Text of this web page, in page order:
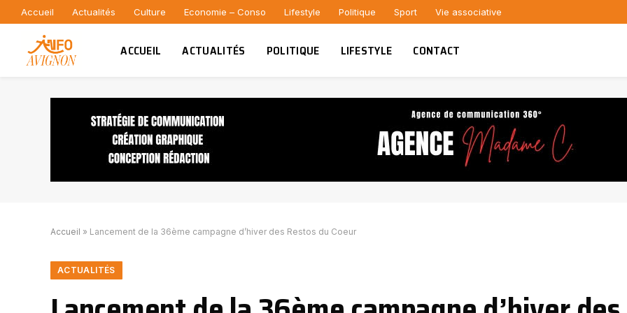
Accueil Actualités Culture Economie – Conso Lifestyle Politique Sport Vie associative
ACCUEIL ACTUALITÉS POLITIQUE LIFESTYLE CONTACT
Accueil » Lancement de la 36ème campagne d’hiver des Restos du Coeur
ACTUALITÉS